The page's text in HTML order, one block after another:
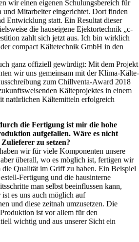
wir einen eigenen Schulungsbereich für
Mitarbeiter eingerichtet. Dort finden
Entwicklung statt. Ein Resultat dieser
die hauseigene Ejektortechnik „c-
zahlt sich jetzt aus. Ich bin wirklich
compact Kältetechnik GmbH in den
ganz offiziell gewürdigt: Mit dem Projekt
wir uns gemeinsam mit der Klima-Kälte-
zum Chillventa-Award 2018
Kälteprojektes in einem
natürlichen Kältemitteln erfolgreich
die Fertigung ist mir die hohe
aufgefallen. Wäre es nicht
zu setzen?
wir für viele Komponenten unsere
überall, wo es möglich ist, fertigen wir
die Qualität im Griff zu haben. Ein Beispiel
Fertigung und die hausinterne
man selbst beeinflussen kann,
ist es uns auch möglich auf
und diese zeitnah umzusetzen. Die
ist vor allem für den
wichtig und aus unserer Sicht ein